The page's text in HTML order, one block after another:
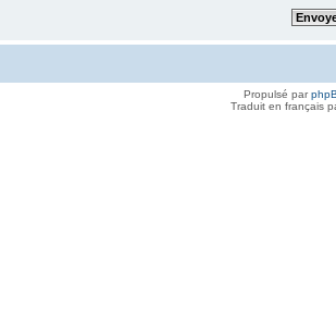
Propulsé par
Traduit en français